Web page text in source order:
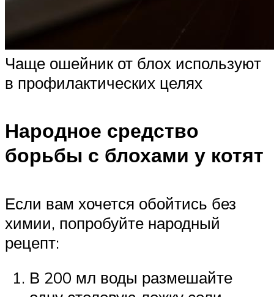
Чаще ошейник от блох используют
в профилактических целях
Народное средство
борьбы с блохами у котят
Если вам хочется обойтись без
химии, попробуйте народный
рецепт:
В 200 мл воды размешайте